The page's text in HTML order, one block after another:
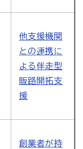
他支援機関
との連携に
よる伴走型
販路開拓支
援
創業者が持